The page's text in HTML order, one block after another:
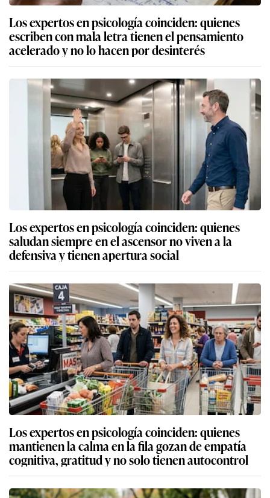
Los expertos en psicología coinciden: quienes
escriben con mala letra tienen el pensamiento
acelerado y no lo hacen por desinterés
Los expertos en psicología coinciden: quienes
saludan siempre en el ascensor no viven a la
defensiva y tienen apertura social
Los expertos en psicología coinciden: quienes
mantienen la calma en la fila gozan de empatía
cognitiva, gratitud y no solo tienen autocontrol